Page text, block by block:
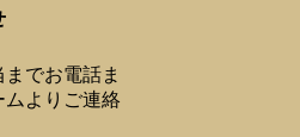
でお電話ま
ムよりご連絡